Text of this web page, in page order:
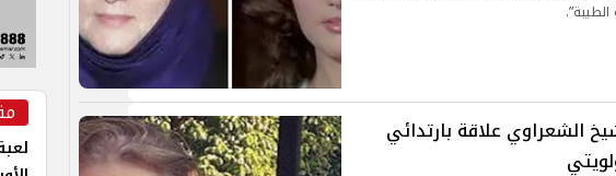
الطيبة”.
الشعراوي علاقة بارتدائي